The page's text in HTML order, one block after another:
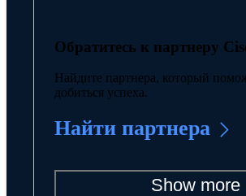
Обратитесь к партнеру
Найдите партнера, который
добиться успеха.
Найти партнера
Show more